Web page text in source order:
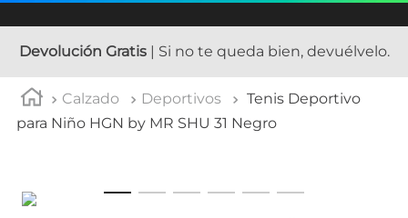
Devolución Gratis| Si no te queda bien, devuélvelo.
Calzado Deportivos
Tenis Deportivo
para Niño HGN by MR SHU 31 Negro
tenis hombre
5. tenis